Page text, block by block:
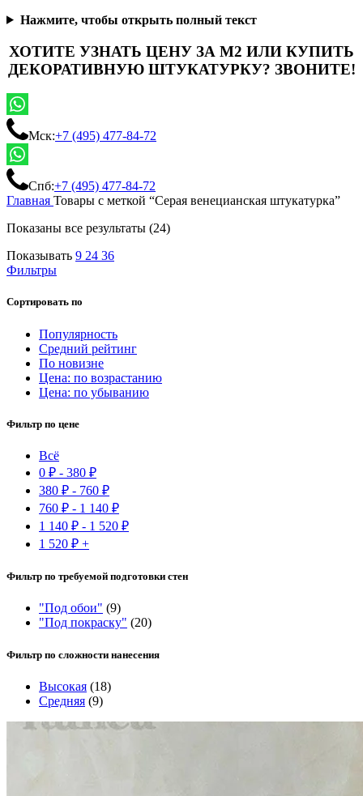
Нажмите, чтобы открыть полный текст
ХОТИТЕ УЗНАТЬ ЦЕНУ ЗА М2 ИЛИ КУПИТЬ
ДЕКОРАТИВНУЮ ШТУКАТУРКУ? ЗВОНИТЕ!
Мск:+7 (495) 477-84-72
Спб:+7 (495) 477-84-72
Главная Товары с меткой “Серая венецианская штукатурка”
Показаны все результаты (24)
Показывать 9 24 36
Фильтры
Сортировать по
Популярность
Средний рейтинг
По новизне
Цена: по возрастанию
Цена: по убыванию
Фильтр по цене
Всё
0 ₽ - 380 ₽
380 ₽ - 760 ₽
760 ₽ - 1 140 ₽
1 140 ₽ - 1 520 ₽
1 520 ₽ +
Фильтр по требуемой подготовки стен
"Под обои" (9)
"Под покраску" (20)
Фильтр по сложности нанесения
Высокая (18)
Средняя (9)